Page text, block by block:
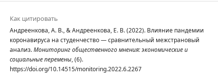
Как цитировать
Андреенкова, А. В., & Андреенкова, Е. В. (2022). Влияние пандемии
коронавируса на студенчество — сравнительный межстрановый
анализ.Мониторинг общественного мнения: экономические и
социальные перемены, (6).
https://doi.org/10.14515/monitoring.2022.6.2267